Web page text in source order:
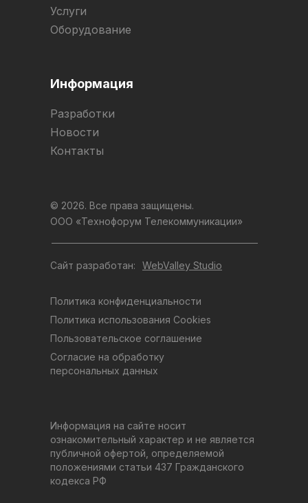
Информация
Услуги
Оборудование
Разработки
Новости
Контакты
Информация на сайте носит
ознакомительный характер и не является
публичной офертой, определяемой
положениями статьи 437 Гражданского
кодекса РФ
Политика использования Cookies
Согласие на обработку
персональных данных
Пользовательское соглашение
Политика конфиденциальности
© 2026. Все права защищены.
ООО «Технофорум Телекоммуникации»
Сайт разработан: WebValley Studio